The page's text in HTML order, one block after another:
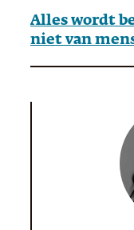
Alles wordt
niet van